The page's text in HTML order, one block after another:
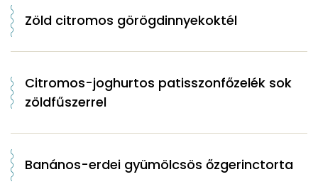
Zöld citromos görögdinnyekoktél
Citromos-joghurtos patisszonfőzelék sok
zöldfűszerrel
Banános-erdei gyümölcsös őzgerinctorta